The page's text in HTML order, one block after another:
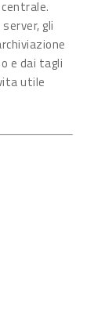
gli
e dai tagli
utile